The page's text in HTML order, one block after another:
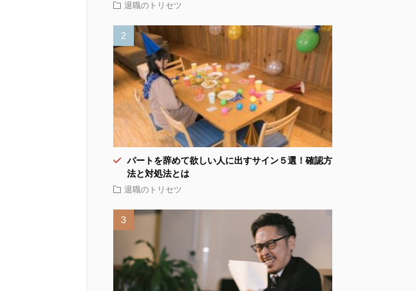
退職のトリセツ
パートを辞めて欲しい人に出すサイン５選！確認方
法と対処法とは
退職のトリセツ